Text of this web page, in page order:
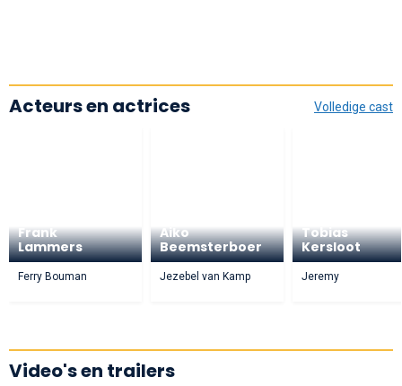
Volledige cast
Acteurs en actrices
Frank
Lammers
Ferry Bouman
Aiko
Beemsterboer
Jezebel van Kamp
Tobias
Kersloot
Jeremy
Video's en trailers